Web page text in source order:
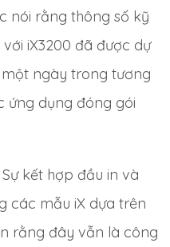
nói rằng thông số kỹ
iX3200 đã được dự
ngày trong tương
ứng dụng đóng gói
kết hợp đầu in và
các mẫu iX dựa trên
rằng đây vẫn là công